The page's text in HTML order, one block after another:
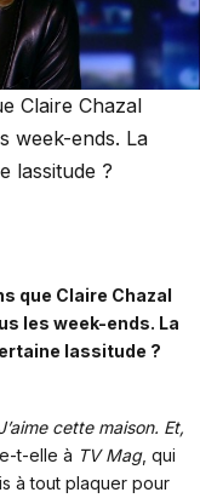
Claire Chazal
week-ends. La
lassitude ?
que Claire Chazal
les week-ends. La
lassitude ?
cette maison. Et,
t-elle à TV Mag, qui
à tout plaquer pour